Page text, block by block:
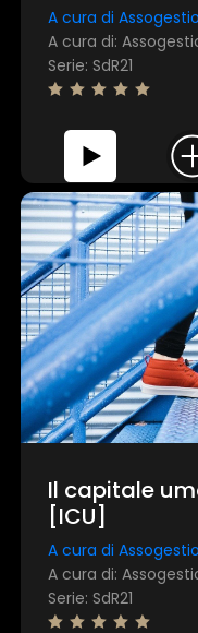
A cura di
A cura di:
Serie: SdR21
Il capitale
[ICU]
A cura di
A cura di:
Serie: SdR21